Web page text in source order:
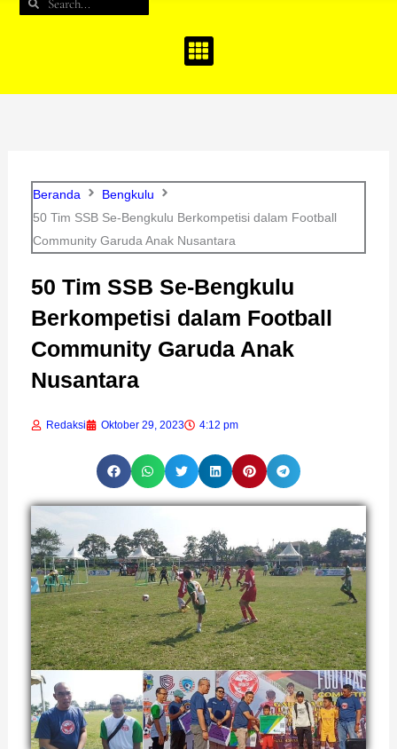
Beranda
Bengkulu
50 Tim SSB Se-Bengkulu Berkompetisi dalam Football
Community Garuda Anak Nusantara
50 Tim SSB Se-Bengkulu
Berkompetisi dalam Football
Community Garuda Anak
Nusantara
Redaksi Oktober 29, 2023 4:12 pm